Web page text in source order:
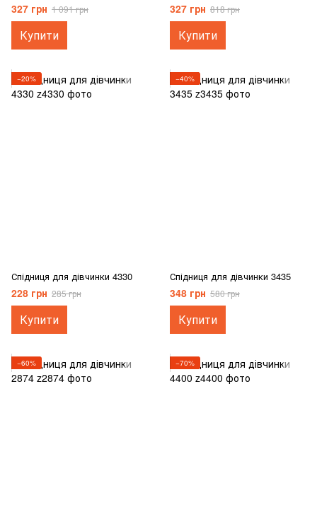
327 грн 1 091 грн
Купити
327 грн 818 грн
Купити
−20%
Спідниця для дівчинки 4330
228 грн 285 грн
Купити
−40%
Спідниця для дівчинки 3435
348 грн 580 грн
Купити
−60% −70%